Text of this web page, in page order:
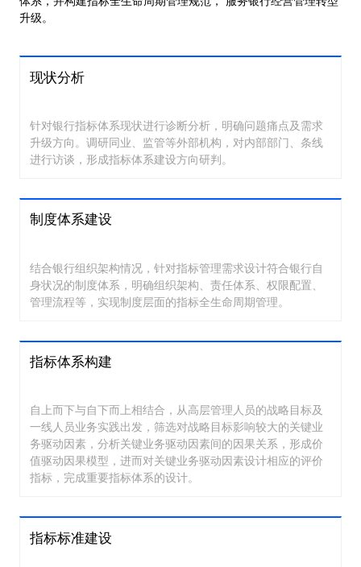
升级。
现状分析
针对银行指标体系现状进行诊断分析，明确问题痛点及需求
升级方向。调研同业、监管等外部机构，对内部部门、条线
进行访谈，形成指标体系建设方向研判。
制度体系建设
结合银行组织架构情况，针对指标管理需求设计符合银行自
身状况的制度体系，明确组织架构、责任体系、权限配置、
管理流程等，实现制度层面的指标全生命周期管理。
指标体系构建
自上而下与自下而上相结合，从高层管理人员的战略目标及
一线人员业务实践出发，筛选对战略目标影响较大的关键业
务驱动因素，分析关键业务驱动因素间的因果关系，形成价
值驱动因果模型，进而对关键业务驱动因素设计相应的评价
指标，完成重要指标体系的设计。
指标标准建设